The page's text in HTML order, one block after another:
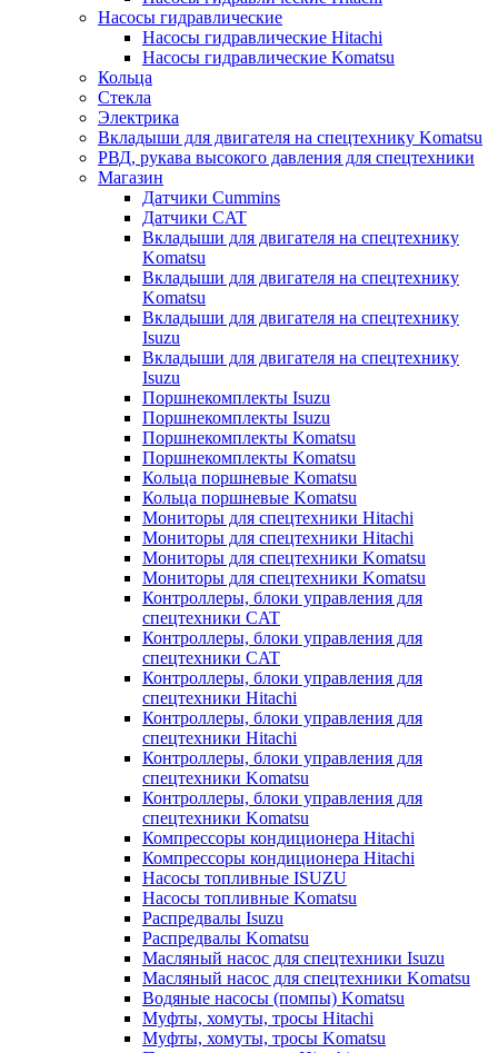
Насосы гидравлические
Насосы гидравлические Hitachi
Насосы гидравлические Komatsu
Кольца
Стекла
Электрика
Вкладыши для двигателя на спецтехнику Komatsu
РВД, рукава высокого давления для спецтехники
Магазин
Датчики Cummins
Датчики CAT
Вкладыши для двигателя на спецтехнику
Komatsu
Вкладыши для двигателя на спецтехнику
Komatsu
Вкладыши для двигателя на спецтехнику
Isuzu
Вкладыши для двигателя на спецтехнику
Isuzu
Поршнекомплекты Isuzu
Поршнекомплекты Isuzu
Поршнекомплекты Komatsu
Поршнекомплекты Komatsu
Кольца поршневые Komatsu
Кольца поршневые Komatsu
Мониторы для спецтехники Hitachi
Мониторы для спецтехники Hitachi
Мониторы для спецтехники Komatsu
Мониторы для спецтехники Komatsu
Контроллеры, блоки управления для
спецтехники CAT
Контроллеры, блоки управления для
спецтехники CAT
Контроллеры, блоки управления для
спецтехники Hitachi
Контроллеры, блоки управления для
спецтехники Hitachi
Контроллеры, блоки управления для
спецтехники Komatsu
Контроллеры, блоки управления для
спецтехники Komatsu
Компрессоры кондиционера Hitachi
Компрессоры кондиционера Hitachi
Насосы топливные ISUZU
Насосы топливные Komatsu
Распредвалы Isuzu
Распредвалы Komatsu
Масляный насос для спецтехники Isuzu
Масляный насос для спецтехники Komatsu
Водяные насосы (помпы) Komatsu
Муфты, хомуты, тросы Hitachi
Муфты, хомуты, тросы Komatsu